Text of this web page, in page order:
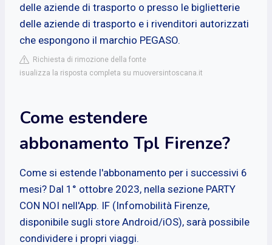
delle aziende di trasporto o presso le biglietterie
delle aziende di trasporto e i rivenditori autorizzati
che espongono il marchio PEGASO.
Richiesta di rimozione della fonte
isualizza la risposta completa su muoversintoscana.it
Come estendere
abbonamento Tpl Firenze?
Come si estende l'abbonamento per i successivi 6
mesi? Dal 1° ottobre 2023, nella sezione PARTY
CON NOI nell'App. IF (Infomobilità Firenze,
disponibile sugli store Android/iOS), sarà possibile
condividere i propri viaggi.